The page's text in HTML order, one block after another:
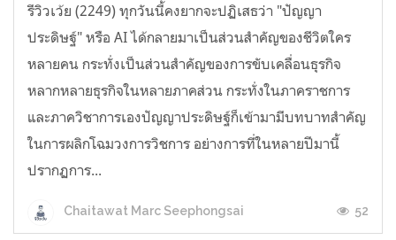
รีวิวเว้ย (2249) ทุกวันนี้คงยากจะปฏิเสธว่า "ปัญญา
ประดิษฐ์" หรือ AI ได้กลายมาเป็นส่วนสำคัญของชีวิตใคร
หลายคน กระทั่งเป็นส่วนสำคัญของการขับเคลื่อนธุรกิจ
หลากหลายธุรกิจในหลายภาคส่วน กระทั่งในภาคราชการ
และภาควิชาการเองปัญญาประดิษฐ์ก็เข้ามามีบทบาทสำคัญ
ในการผลิกโฉมวงการวิชการ อย่างการที่ในหลายปีมานี้
ปรากฏการ...
Chaitawat Marc Seephongsai 52